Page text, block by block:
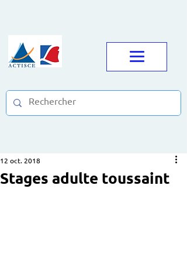
Stages adulte toussaint
12 oct. 2018